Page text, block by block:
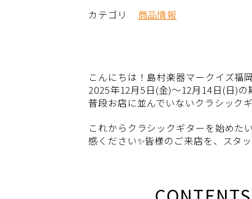
カテゴリ 商品情報
こんにちは！島村楽器マークイズ福
2025年12月5日(金)～12月14日(日)
普段お店に並んでいないクラシック
これからクラシックギターを始めた
感ください✨皆様のご来店を、スタ